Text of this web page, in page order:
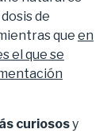
de
que en
el que se
curiososy